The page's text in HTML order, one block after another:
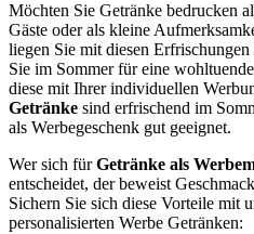
Möchten Sie Getränke bedrucken
Gäste oder als kleine
liegen Sie mit diesen
Sie im Sommer für eine
diese mit Ihrer individuellen
Getränke sind erfrischend im
als Werbegeschenk gut geeignet.
Wer sich fürGetränke als
entscheidet, der beweist
Sichern Sie sich diese Vorteile mit
personalisierten Werbe Getränken: